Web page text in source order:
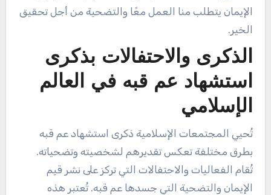
الإيمان يتطلب منا العمل معًا والتضحية من أجل تحقيق
الخير.
الذكرى والاحتفالات بذكرى
استشهاد عم قبه في العالم
الإسلامي
تُحيي المجتمعات الإسلامية ذكرى استشهاد عم قبه
بطرق مختلفة تعكس تقديرهم لشخصيته وتضحياته.
تُقام الفعاليات والاحتفالات التي تركز على نشر قيم
الإيمان والتضحية التي جسدها عم قبه. تُعتبر هذه